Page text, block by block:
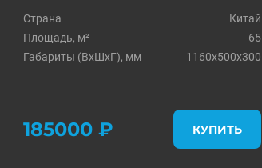
Страна
Китай
Площадь, м²
65
Габариты (ВхШхГ), мм
1160x500x300
185000 ₽ КУПИТЬ